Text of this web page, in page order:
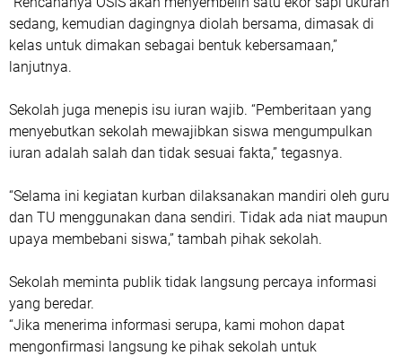
sedang, kemudian dagingnya diolah bersama, dimasak di
kelas untuk dimakan sebagai bentuk kebersamaan,”
lanjutnya.
Sekolah juga menepis isu iuran wajib. “Pemberitaan yang
menyebutkan sekolah mewajibkan siswa mengumpulkan
iuran adalah salah dan tidak sesuai fakta,” tegasnya.
“Selama ini kegiatan kurban dilaksanakan mandiri oleh guru
dan TU menggunakan dana sendiri. Tidak ada niat maupun
upaya membebani siswa,” tambah pihak sekolah.
Sekolah meminta publik tidak langsung percaya informasi
yang beredar.
“Jika menerima informasi serupa, kami mohon dapat
mengonfirmasi langsung ke pihak sekolah untuk